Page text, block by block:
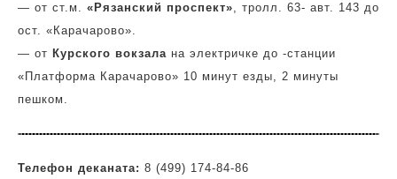
— от ст.м. «Рязанский проспект», тролл. 63- авт. 143 до
ост. «Карачарово».
— от Курского вокзала на электричке до -станции
«Платформа Карачарово» 10 минут езды, 2 минуты
пешком.
Телефон деканата: 8 (499) 174-84-86